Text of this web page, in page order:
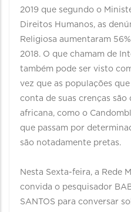
2019 que segundo o
Direitos Humanos, as
Religiosa aumentaram
2018. O que chamam de
também pode ser visto
vez que as populações
conta de suas crenças
africana, como o
que passam por
são notadamente pretas.
Nesta Sexta-feira, a Rede
convida o pesquisador
SANTOS para conversar